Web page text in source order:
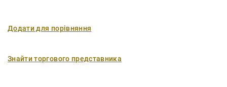
Додати для порівняння
Знайти торгового представника